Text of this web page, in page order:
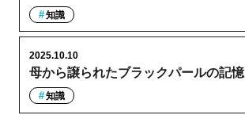
知識
母から譲られたブラックパールの記憶
2025.10.10
知識